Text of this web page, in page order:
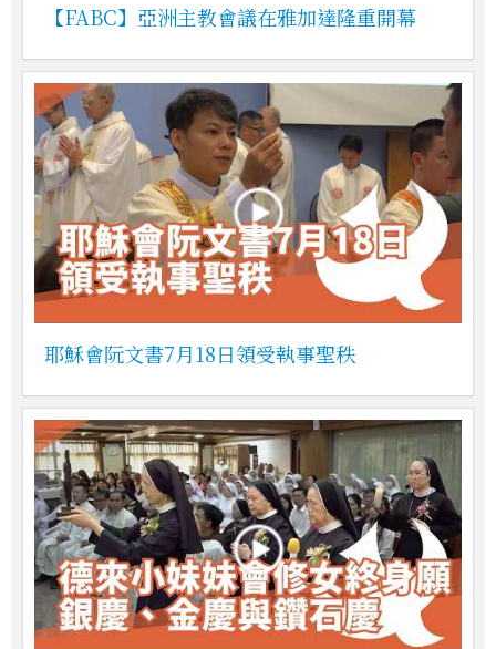
【FABC】亞洲主教會議在雅加達隆重開幕
耶穌會阮文書7月18日領受執事聖秩